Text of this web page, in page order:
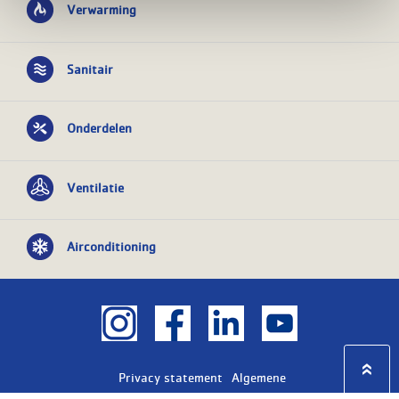
Verwarming
Sanitair
Onderdelen
Ventilatie
Airconditioning
Privacy statement
Algemene